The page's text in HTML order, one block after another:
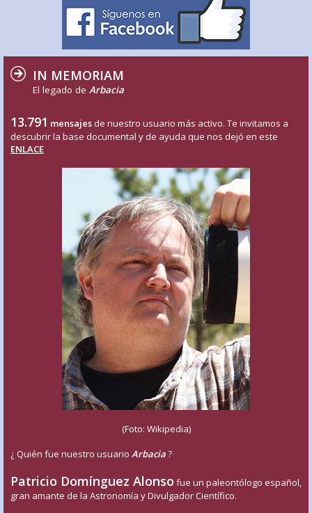
IN MEMORIAM
El legado de Arbacia
13.791 mensajes de nuestro usuario más activo. Te invitamos a
descubrir la base documental y de ayuda que nos dejó en este
ENLACE
(Foto: Wikipedia)
¿ Quién fue nuestro usuario Arbacia?
Patricio Domínguez Alonso fue un paleontólogo español,
gran amante de la Astronomía y Divulgador Científico.